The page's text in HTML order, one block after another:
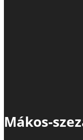
Mákos-